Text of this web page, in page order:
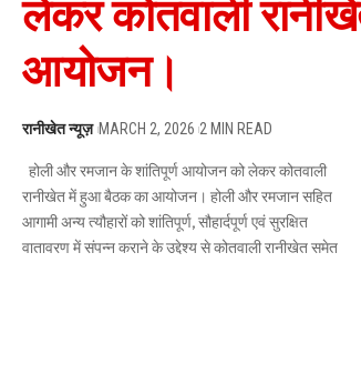
लेकर कोतवाली
आयोजन।
रानीखेत न्यूज़ MARCH 2, 2026 2 MIN READ
होली और रमजान के शांतिपूर्ण आयोजन को लेकर कोतवाली
रानीखेत में हुआ बैठक का आयोजन। होली और रमजान सहित
आगामी अन्य त्यौहारों को शांतिपूर्ण, सौहार्दपूर्ण एवं सुरक्षित
वातावरण में संपन्न कराने के उद्देश्य से कोतवाली रानीखेत समेत
चौखुटिया, द्वाराहाट, दन्या, देघाट भिकियासैण पुलिस द्वारा अपने-
अपने थाना क्षेत्रों में व्यापारी संगठनों, सीएलजी सदस्यों, टैक्सी